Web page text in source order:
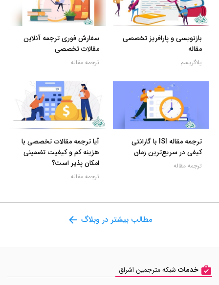
بازنویسی و پارافریز تخصصی
مقاله
پلاگریسم
سفارش فوری ترجمه آنلاین
مقالات تخصصی
ترجمه مقاله
ترجمه مقاله ISI با گارانتی
کیفی در سریع‌ترین زمان
ترجمه مقاله
آیا ترجمه مقالات تخصصی با
هزینه کم و کیفیت تضمینی
امکان پذیر است؟
ترجمه مقاله
مطالب بیشتر در وبلاگ
خدمات شبکه مترجمین اشراق